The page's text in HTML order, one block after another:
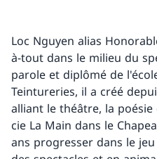
Loc Nguyen alias
à-tout dans le milieu du
parole et diplômé de
Teintureries, il a créé
alliant le théâtre, la
cie La Main dans le
ans progresser dans le